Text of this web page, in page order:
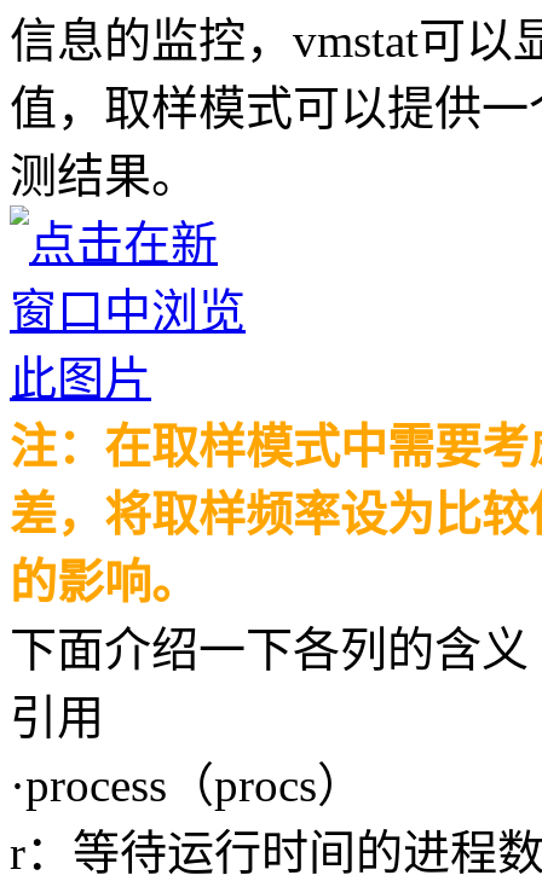
信息的监控，vmstat可
值，取样模式可以提供
测结果。
注：在取样模式中需要
差，将取样频率设为比
的影响。
下面介绍一下各列的含义
引用
·process（procs）
r：等待运行时间的进程